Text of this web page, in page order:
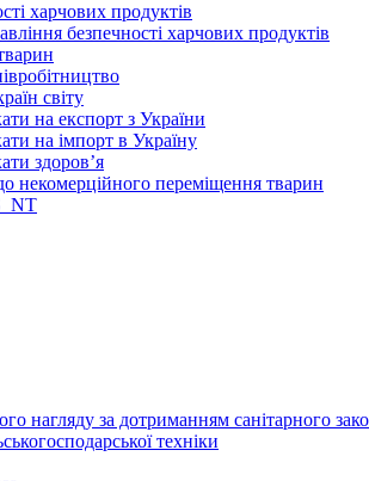
харчових продуктів
безпечності харчових продуктів
світу
на експорт з України
на імпорт в Україну
здоров’я
некомерційного переміщення тварин
нагляду за дотриманням санітарного
техніки